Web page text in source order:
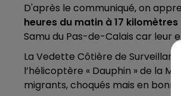
16h00 - 20h00
LA TEAM DU WEEK-
D'après le communiqué, on
heures du matin à 17
Samu du Pas-de-Calais car leur
La Vedette Côtière de
l’hélicoptère « Dauphin » de la
migrants, choqués mais en bonne